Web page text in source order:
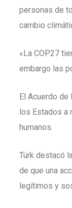
personas de
cambio
«La COP27
embargo las
El Acuerdo
los Estados a
humanos.
Türk destacó
de que una
legítimos y